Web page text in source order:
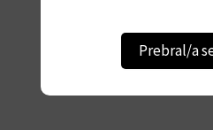
Prebral/a